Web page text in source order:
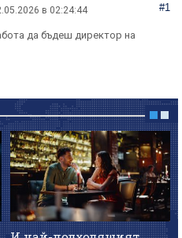
в 02:24:44 #1
да бъдеш директор на